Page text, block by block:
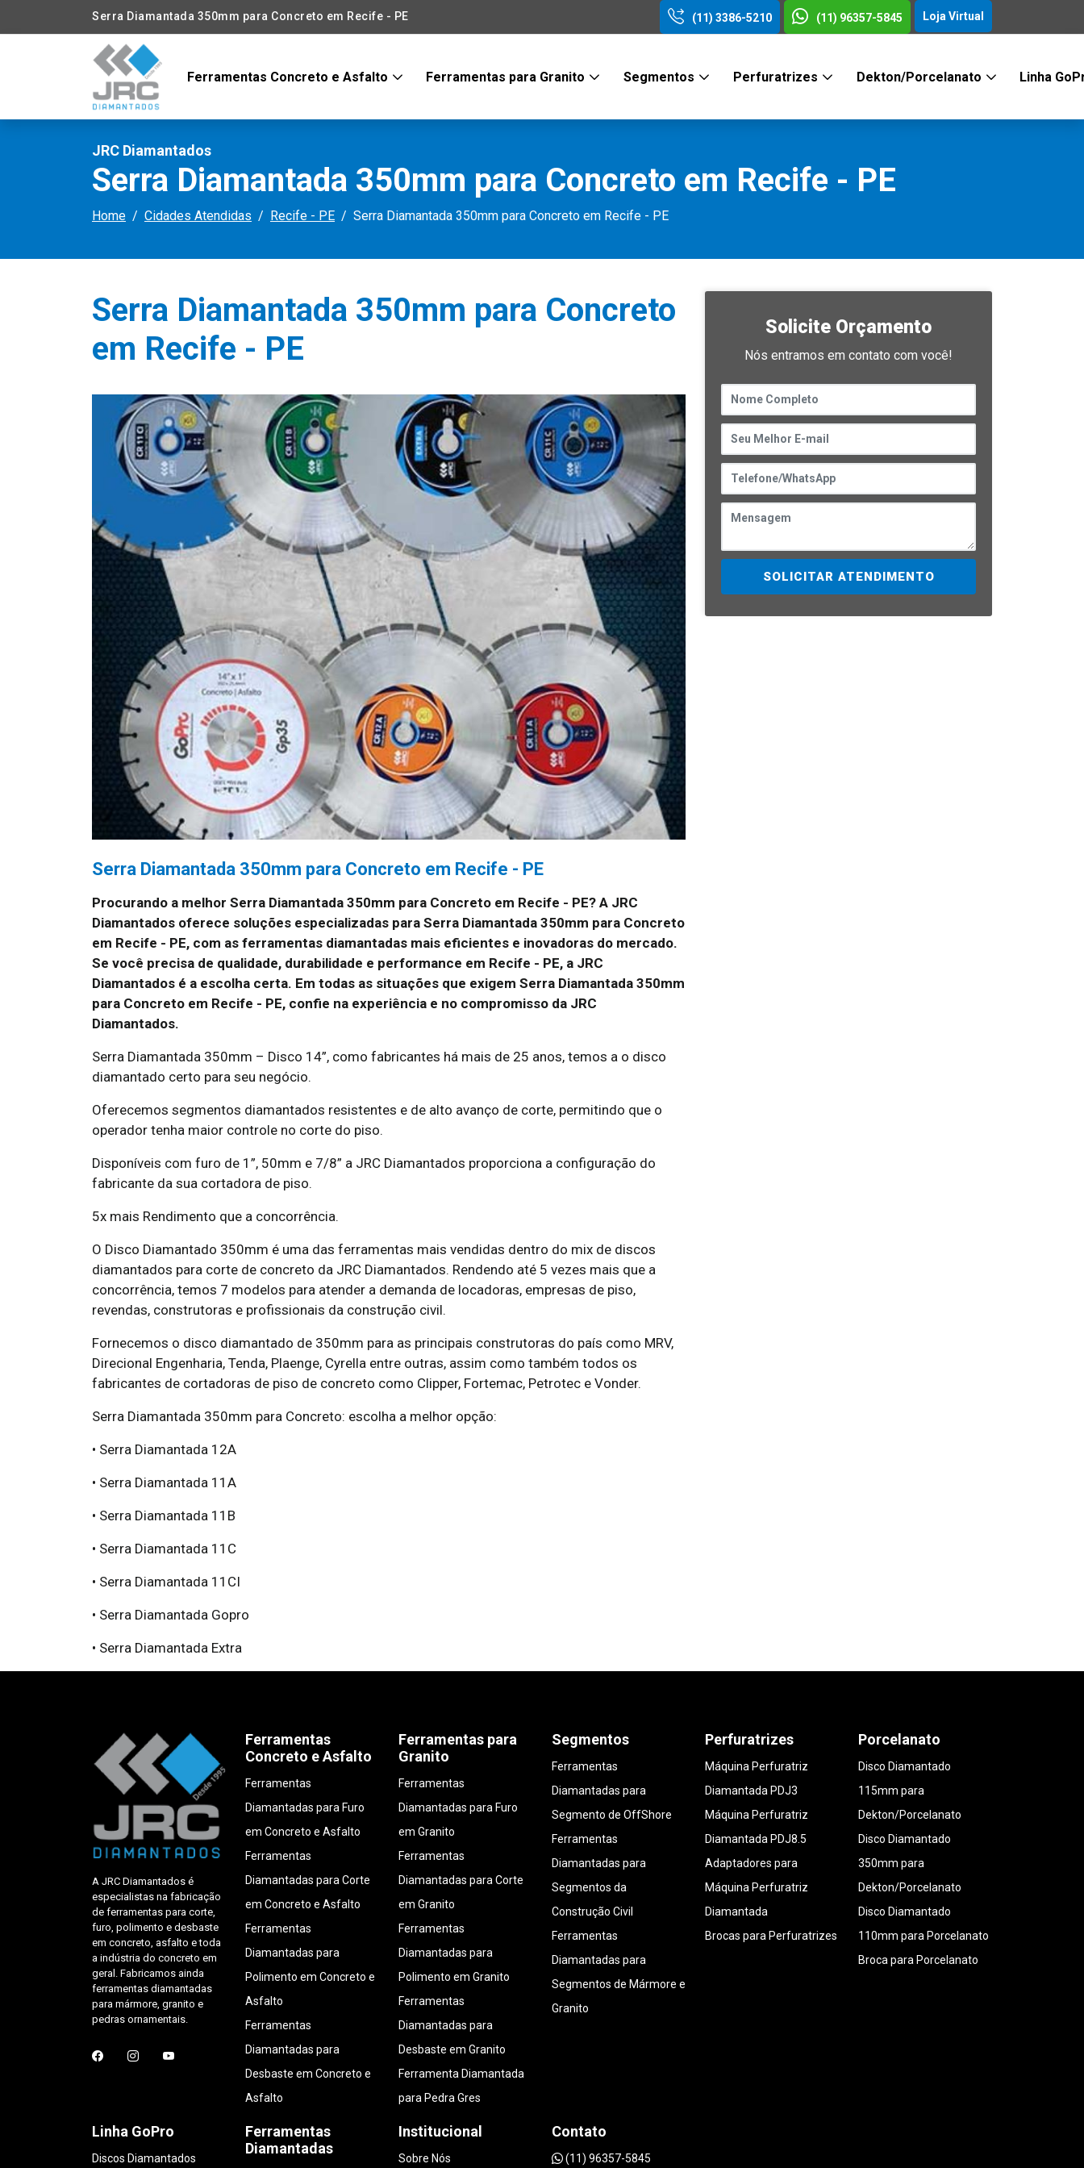
Serra Diamantada 350mm para Concreto em Recife - PE (11) 3386-5210 (11) 96357-5845 Loja Virtual
Ferramentas Concreto e Asfalto Ferramentas para Granito Segmentos Perfuratrizes Dekton/Porcelanato Linha
JRC Diamantados
Serra Diamantada 350mm para Concreto em Recife - PE
Home Cidades Atendidas Recife - PE Serra Diamantada 350mm para Concreto em Recife - PE
Serra Diamantada 350mm para Concreto
em Recife - PE
Serra Diamantada 350mm para Concreto em Recife - PE
Procurando a melhor Serra Diamantada 350mm para Concreto em Recife - PE? A JRC
Diamantados oferece soluções especializadas para Serra Diamantada 350mm para Concreto
em Recife - PE, com as ferramentas diamantadas mais eficientes e inovadoras do mercado.
Se você precisa de qualidade, durabilidade e performance em Recife - PE, a JRC
Diamantados é a escolha certa. Em todas as situações que exigem Serra Diamantada 350mm
para Concreto em Recife - PE, confie na experiência e no compromisso da JRC
Diamantados.
Serra Diamantada 350mm – Disco 14”, como fabricantes há mais de 25 anos, temos a o disco
diamantado certo para seu negócio.
Oferecemos segmentos diamantados resistentes e de alto avanço de corte, permitindo que o
operador tenha maior controle no corte do piso.
Disponíveis com furo de 1”, 50mm e 7/8” a JRC Diamantados proporciona a configuração do
fabricante da sua cortadora de piso.
5x mais Rendimento que a concorrência.
O Disco Diamantado 350mm é uma das ferramentas mais vendidas dentro do mix de discos
diamantados para corte de concreto da JRC Diamantados. Rendendo até 5 vezes mais que a
concorrência, temos 7 modelos para atender a demanda de locadoras, empresas de piso,
revendas, construtoras e profissionais da construção civil.
Fornecemos o disco diamantado de 350mm para as principais construtoras do país como MRV,
Direcional Engenharia, Tenda, Plaenge, Cyrella entre outras, assim como também todos os
fabricantes de cortadoras de piso de concreto como Clipper, Fortemac, Petrotec e Vonder.
Serra Diamantada 350mm para Concreto: escolha a melhor opção:
• Serra Diamantada 12A
• Serra Diamantada 11A
• Serra Diamantada 11B
• Serra Diamantada 11C
• Serra Diamantada 11CI
• Serra Diamantada Gopro
• Serra Diamantada Extra
Solicite Orçamento
Nós entramos em contato com você!
SOLICITAR ATENDIMENTO
A JRC Diamantados é
especialistas na fabricação
de ferramentas para corte,
furo, polimento e desbaste
em concreto, asfalto e toda
a indústria do concreto em
geral. Fabricamos ainda
ferramentas diamantadas
para mármore, granito e
pedras ornamentais.
Ferramentas
Concreto e Asfalto
Ferramentas
Diamantadas para Furo
em Concreto e Asfalto
Ferramentas
Diamantadas para Corte
em Concreto e Asfalto
Ferramentas
Diamantadas para
Polimento em Concreto e
Asfalto
Ferramentas
Diamantadas para
Desbaste em Concreto e
Asfalto
Ferramentas para
Granito
Ferramentas
Diamantadas para Furo
em Granito
Ferramentas
Diamantadas para Corte
em Granito
Ferramentas
Diamantadas para
Polimento em Granito
Ferramentas
Diamantadas para
Desbaste em Granito
Ferramenta Diamantada
para Pedra Gres
Segmentos
Ferramentas
Diamantadas para
Segmento de OffShore
Ferramentas
Diamantadas para
Segmentos da
Construção Civil
Ferramentas
Diamantadas para
Segmentos de Mármore e
Granito
Perfuratrizes
Máquina Perfuratriz
Diamantada PDJ3
Máquina Perfuratriz
Diamantada PDJ8.5
Adaptadores para
Máquina Perfuratriz
Diamantada
Brocas para Perfuratrizes
Porcelanato
Disco Diamantado
115mm para
Dekton/Porcelanato
Disco Diamantado
350mm para
Dekton/Porcelanato
Disco Diamantado
110mm para Porcelanato
Broca para Porcelanato
Linha GoPro
Discos Diamantados
Ferramentas
Diamantadas
Institucional
Sobre Nós
Contato
(11) 96357-5845